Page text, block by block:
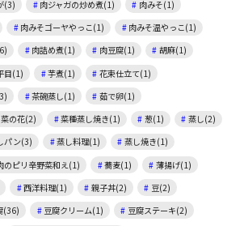
(3) 肉ジャガの炒め煮(1)
肉みそ(1)
肉みそゴーヤやっこ(1)
肉みそ温やっこ(1)
肉詰め煮(1) 肉豆腐(1)
胡麻(1)
目(1) 芋煮(1)
花束仕立て(1)
茶碗蒸し(1)
茹で卵(1)
菜の花(2) 菜種蒸し焼き(1) 葱(1)
蒸し(2)
パン(3) 蒸し料理(1)
蒸し焼き(1)
のピリ辛野菜和え(1) 蕎麦(1)
薄揚げ(1)
西洋料理(1) 親子丼(2)
豆(2)
(36) 豆腐クリーム(1)
豆腐ステーキ(2)